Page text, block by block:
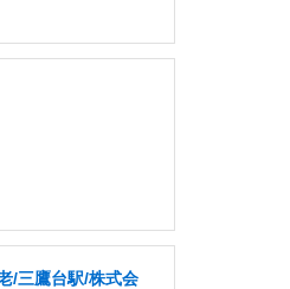
/三鷹台駅/株式会